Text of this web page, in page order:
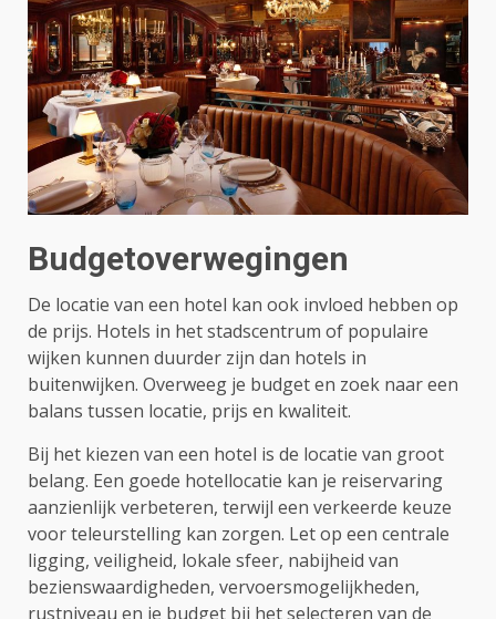
Budgetoverwegingen
De locatie van een hotel kan ook invloed hebben op
de prijs. Hotels in het stadscentrum of populaire
wijken kunnen duurder zijn dan hotels in
buitenwijken. Overweeg je budget en zoek naar een
balans tussen locatie, prijs en kwaliteit.
Bij het kiezen van een hotel is de locatie van groot
belang. Een goede hotellocatie kan je reiservaring
aanzienlijk verbeteren, terwijl een verkeerde keuze
voor teleurstelling kan zorgen. Let op een centrale
ligging, veiligheid, lokale sfeer, nabijheid van
bezienswaardigheden, vervoersmogelijkheden,
rustniveau en je budget bij het selecteren van de